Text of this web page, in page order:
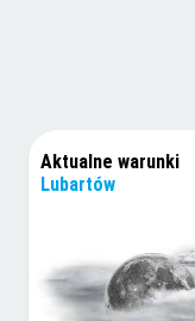
Aktualne warunki
Lubartów